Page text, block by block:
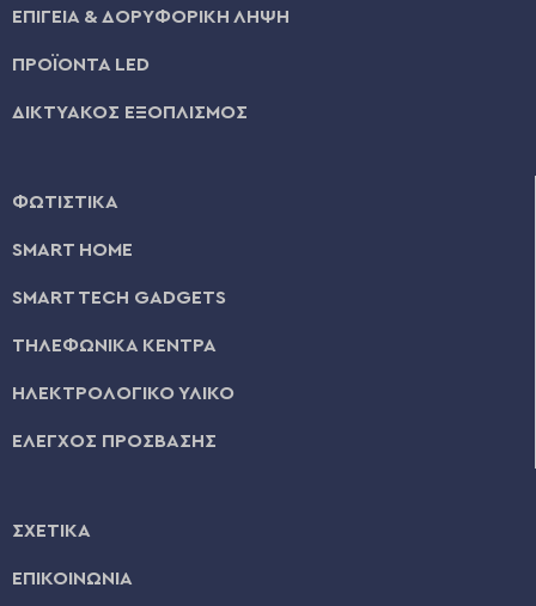
ΕΠΙΓΕΙΑ & ΔΟΡΥΦΟΡΙΚΗ ΛΗΨΗ
ΠΡΟΪΟΝΤΑ LED
ΔΙΚΤΥΑΚΟΣ ΕΞΟΠΛΙΣΜΟΣ
ΦΩΤΙΣΤΙΚΑ
SMART HOME
SMART TECH GADGETS
ΤΗΛΕΦΩΝΙΚΑ ΚΕΝΤΡΑ
ΗΛΕΚΤΡΟΛΟΓΙΚΟ ΥΛΙΚΟ
ΕΛΕΓΧΟΣ ΠΡΟΣΒΑΣΗΣ
ΣΧΕΤΙΚΑ
ΕΠΙΚΟΙΝΩΝΙΑ